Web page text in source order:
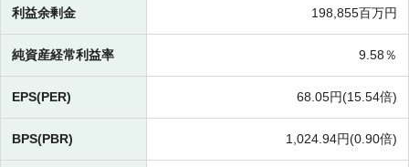
利益余剰金 198,855百万円
純資産経常利益率 9.58％
EPS(PER) 68.05円(15.54倍)
BPS(PBR) 1,024.94円(0.90倍)